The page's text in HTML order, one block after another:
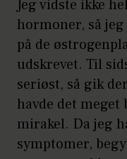
Jeg vidste ikke
hormoner, så
på de
udskrevet. Til
seriøst, så gik
havde det meget
mirakel. Da jeg
symptomer,